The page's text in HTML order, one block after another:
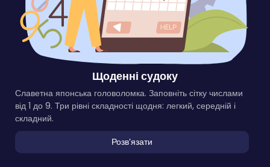
Щоденні судоку
Славетна японська головоломка. Заповніть сітку числами
від 1 до 9. Три рівні складності щодня: легкий, середній і
складний.
Розвʼязати